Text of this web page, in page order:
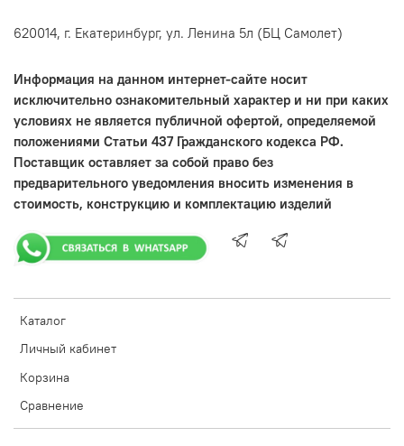
Каталог
Личный кабинет
Корзина
Сравнение
620014, г. Екатеринбург, ул. Ленина 5л (БЦ Самолет)
Информация на данном интернет-сайте носит
исключительно ознакомительный характер и ни при каких
условиях не является публичной офертой, определяемой
положениями Статьи 437 Гражданского кодекса РФ.
Поставщик оставляет за собой право без
предварительного уведомления вносить изменения в
стоимость, конструкцию и комплектацию изделий